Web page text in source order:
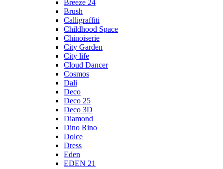
Breeze 24
Brush
Calligraffiti
Childhood Space
Chinoiserie
City Garden
City life
Cloud Dancer
Cosmos
Dali
Deco
Deco 25
Deco 3D
Diamond
Dino Rino
Dolce
Dress
Eden
EDEN 21